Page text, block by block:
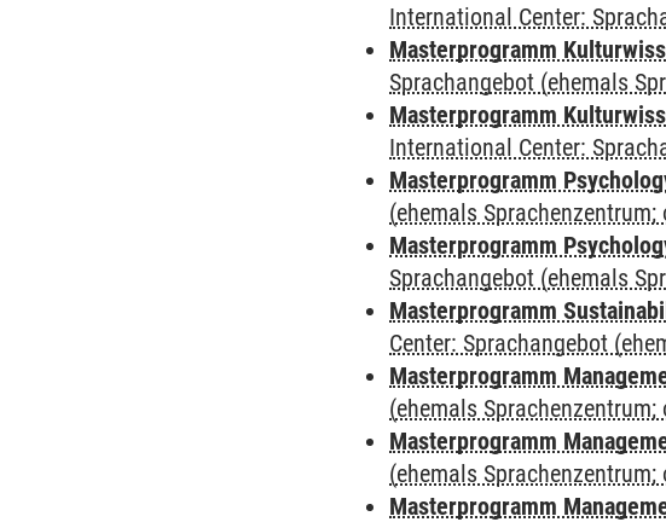
International Center:
Masterprogramm
Sprachangebot (ehemals
Masterprogramm
International Center:
Masterprogramm
(ehemals Sprachenzentrum;
Masterprogramm
Sprachangebot (ehemals
Masterprogramm
Center: Sprachangebot
Masterprogramm
(ehemals Sprachenzentrum;
Masterprogramm
(ehemals Sprachenzentrum;
Masterprogramm